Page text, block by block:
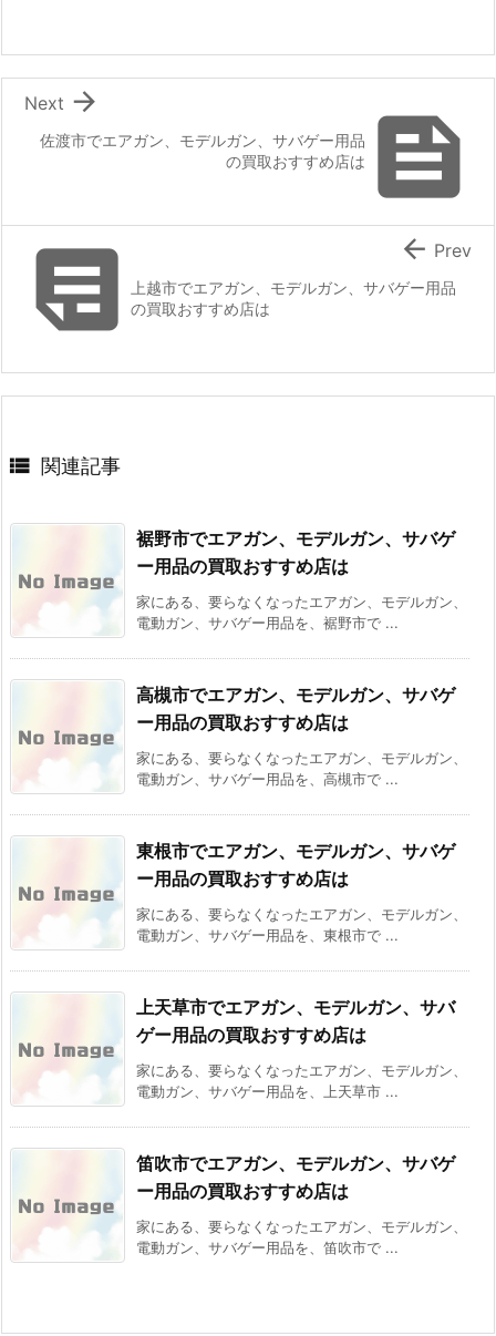

佐渡市でエアガン、モデルガン、サバゲー用品
の買取おすすめ店は

Next
 上越市でエアガン、モデルガン、サバゲー用品
の買取おすすめ店は
 Prev
 関連記事
裾野市でエアガン、モデルガン、サバゲ
ー用品の買取おすすめ店は
家にある、要らなくなったエアガン、モデルガン、
電動ガン、サバゲー用品を、裾野市で ...
高槻市でエアガン、モデルガン、サバゲ
ー用品の買取おすすめ店は
家にある、要らなくなったエアガン、モデルガン、
電動ガン、サバゲー用品を、高槻市で ...
東根市でエアガン、モデルガン、サバゲ
ー用品の買取おすすめ店は
家にある、要らなくなったエアガン、モデルガン、
電動ガン、サバゲー用品を、東根市で ...
上天草市でエアガン、モデルガン、サバ
ゲー用品の買取おすすめ店は
家にある、要らなくなったエアガン、モデルガン、
電動ガン、サバゲー用品を、上天草市 ...
笛吹市でエアガン、モデルガン、サバゲ
ー用品の買取おすすめ店は
家にある、要らなくなったエアガン、モデルガン、
電動ガン、サバゲー用品を、笛吹市で ...